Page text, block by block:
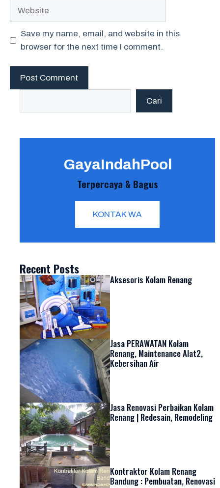
Website
Save my name, email, and website in this
browser for the next time I comment.
Cari
GayaIndahPool
Terpercaya & Bagus
KONTAK WA
Recent Posts
Aksesoris Kolam Renang
Jasa PERAWATAN Kolam
Renang, Maintenance Alat2,
Kebersihan Air
Jasa Renovasi Perbaikan Kolam
Renang | Redesain, Remodeling
Kontraktor Kolam Renang
Bandung : Pembuatan, Renovasi